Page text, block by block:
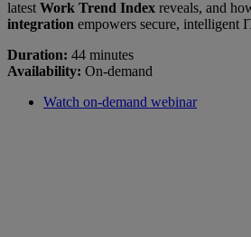
latest Work Trend Index reveals, and
integration empowers secure, intelligent
Duration: 44 minutes
Availability: On-demand
Watch on-demand webinar